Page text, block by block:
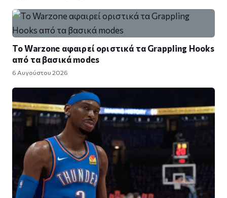
Το Warzone αφαιρεί οριστικά τα Grappling Hooks
από τα βασικά modes
6 Αυγούστου 2026